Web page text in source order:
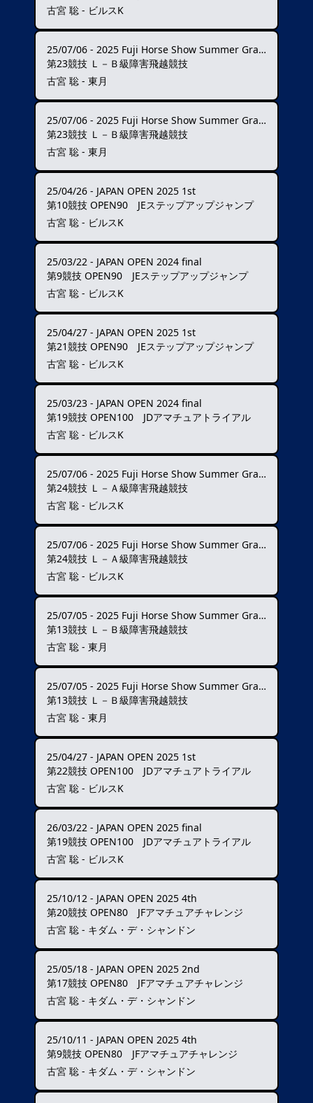
古宮 聡 - ビルスK
25/07/06 - 2025 Fuji Horse Show Summer Grand Prix ★★★
第23競技 Ｌ－Ｂ級障害飛越競技
古宮 聡 - 東月
25/07/06 - 2025 Fuji Horse Show Summer Grand Prix ★★★
第23競技 Ｌ－Ｂ級障害飛越競技
古宮 聡 - 東月
25/04/26 - JAPAN OPEN 2025 1st
第10競技 OPEN90 JEステップアップジャンプ
古宮 聡 - ビルスK
25/03/22 - JAPAN OPEN 2024 final
第9競技 OPEN90 JEステップアップジャンプ
古宮 聡 - ビルスK
25/04/27 - JAPAN OPEN 2025 1st
第21競技 OPEN90 JEステップアップジャンプ
古宮 聡 - ビルスK
25/03/23 - JAPAN OPEN 2024 final
第19競技 OPEN100 JDアマチュアトライアル
古宮 聡 - ビルスK
25/07/06 - 2025 Fuji Horse Show Summer Grand Prix ★★★
第24競技 Ｌ－Ａ級障害飛越競技
古宮 聡 - ビルスK
25/07/06 - 2025 Fuji Horse Show Summer Grand Prix ★★★
第24競技 Ｌ－Ａ級障害飛越競技
古宮 聡 - ビルスK
25/07/05 - 2025 Fuji Horse Show Summer Grand Prix ★★★
第13競技 Ｌ－Ｂ級障害飛越競技
古宮 聡 - 東月
25/07/05 - 2025 Fuji Horse Show Summer Grand Prix ★★★
第13競技 Ｌ－Ｂ級障害飛越競技
古宮 聡 - 東月
25/04/27 - JAPAN OPEN 2025 1st
第22競技 OPEN100 JDアマチュアトライアル
古宮 聡 - ビルスK
26/03/22 - JAPAN OPEN 2025 final
第19競技 OPEN100 JDアマチュアトライアル
古宮 聡 - ビルスK
25/10/12 - JAPAN OPEN 2025 4th
第20競技 OPEN80 JFアマチュアチャレンジ
古宮 聡 - キダム・デ・シャンドン
25/05/18 - JAPAN OPEN 2025 2nd
第17競技 OPEN80 JFアマチュアチャレンジ
古宮 聡 - キダム・デ・シャンドン
25/10/11 - JAPAN OPEN 2025 4th
第9競技 OPEN80 JFアマチュアチャレンジ
古宮 聡 - キダム・デ・シャンドン